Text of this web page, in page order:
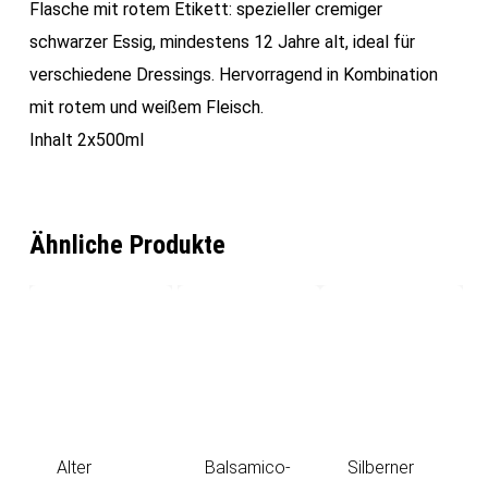
Flasche mit rotem Etikett: spezieller cremiger
schwarzer Essig, mindestens 12 Jahre alt, ideal für
verschiedene Dressings. Hervorragend in Kombination
mit rotem und weißem Fleisch.
Inhalt 2x500ml
Ähnliche Produkte
Alter
Balsamico-
Silberner